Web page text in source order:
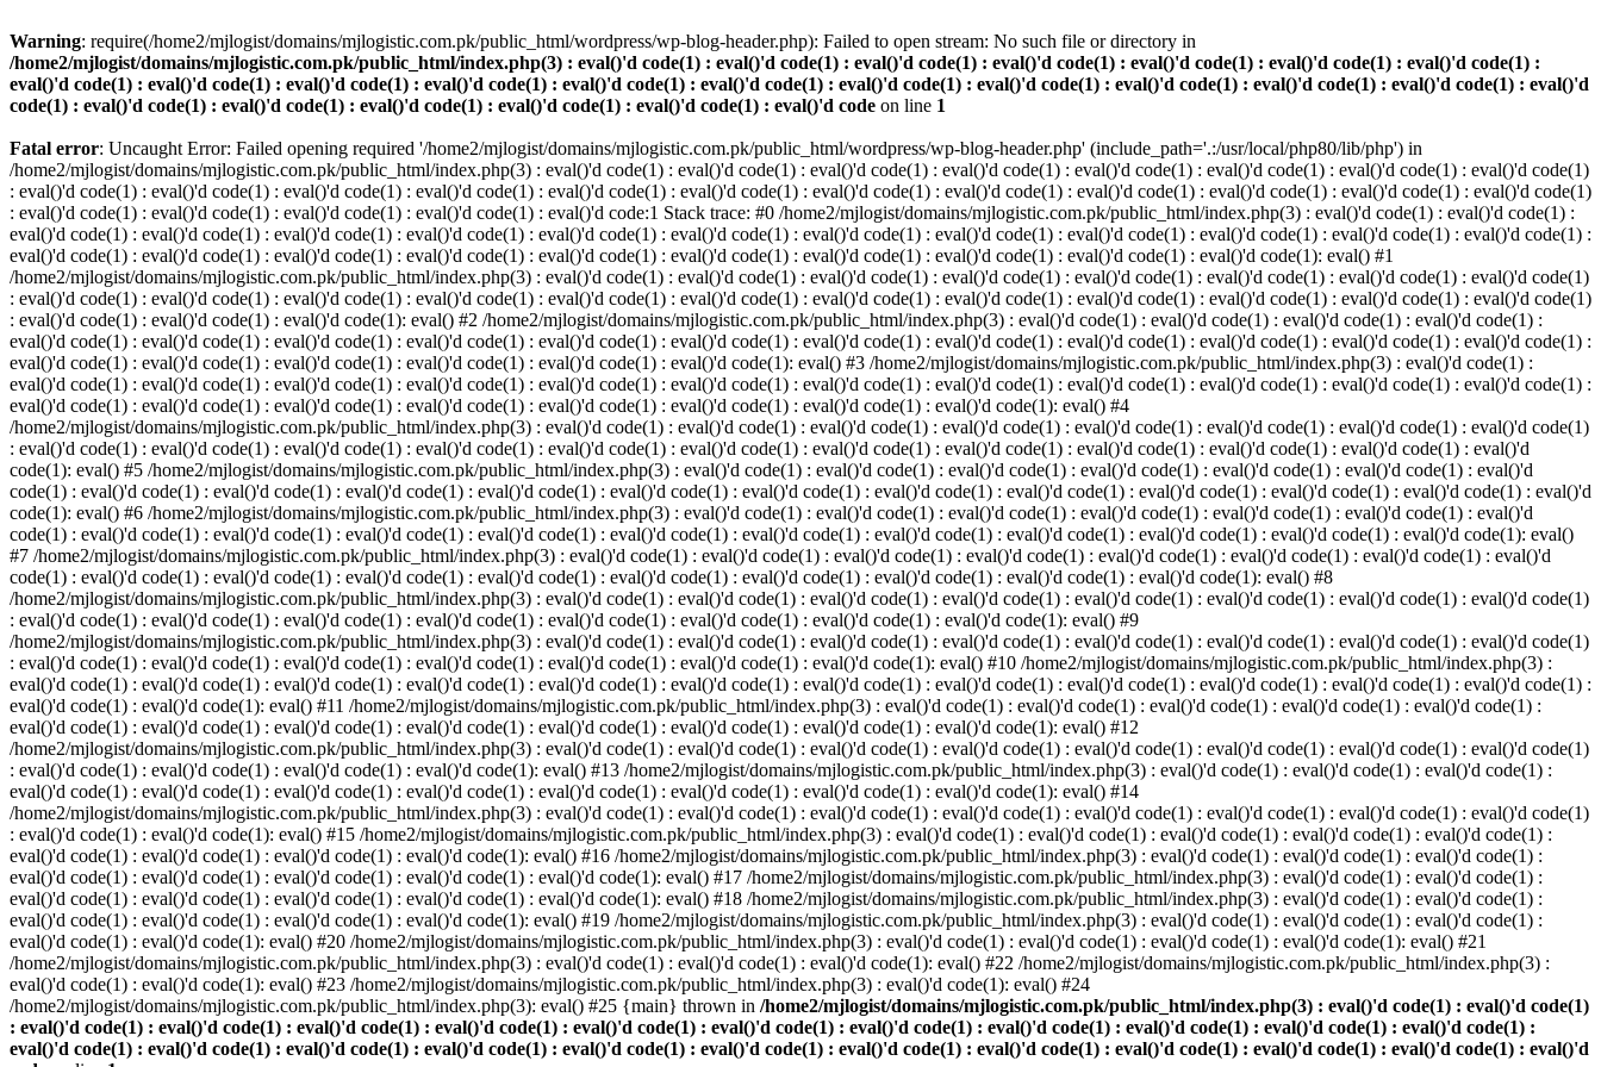
Warning: require(/home2/mjlogist/domains/mjlogistic.com.pk/public_html/wordpress/wp-blog-header.php): Failed to open stream: No such file or directory in
/home2/mjlogist/domains/mjlogistic.com.pk/public_html/index.php(3) : eval()'d code(1) : eval()'d code(1) : eval()'d code(1) : eval()'d code(1) : eval()'d code(1) : eval()'d code(1) : eval()'d code(1) :
eval()'d code(1) : eval()'d code(1) : eval()'d code(1) : eval()'d code(1) : eval()'d code(1) : eval()'d code(1) : eval()'d code(1) : eval()'d code(1) : eval()'d code(1) : eval()'d code(1) : eval()'d code(1) : eval()'d
code(1) : eval()'d code(1) : eval()'d code(1) : eval()'d code(1) : eval()'d code(1) : eval()'d code(1) : eval()'d code on line 1
Fatal error: Uncaught Error: Failed opening required '/home2/mjlogist/domains/mjlogistic.com.pk/public_html/wordpress/wp-blog-header.php' (include_path='.:/usr/local/php80/lib/php') in
/home2/mjlogist/domains/mjlogistic.com.pk/public_html/index.php(3) : eval()'d code(1) : eval()'d code(1) : eval()'d code(1) : eval()'d code(1) : eval()'d code(1) : eval()'d code(1) : eval()'d code(1) : eval()'d code(1)
: eval()'d code(1) : eval()'d code(1) : eval()'d code(1) : eval()'d code(1) : eval()'d code(1) : eval()'d code(1) : eval()'d code(1) : eval()'d code(1) : eval()'d code(1) : eval()'d code(1) : eval()'d code(1) : eval()'d code(1)
: eval()'d code(1) : eval()'d code(1) : eval()'d code(1) : eval()'d code(1) : eval()'d code:1 Stack trace: #0 /home2/mjlogist/domains/mjlogistic.com.pk/public_html/index.php(3) : eval()'d code(1) : eval()'d code(1) :
eval()'d code(1) : eval()'d code(1) : eval()'d code(1) : eval()'d code(1) : eval()'d code(1) : eval()'d code(1) : eval()'d code(1) : eval()'d code(1) : eval()'d code(1) : eval()'d code(1) : eval()'d code(1) : eval()'d code(1) :
eval()'d code(1) : eval()'d code(1) : eval()'d code(1) : eval()'d code(1) : eval()'d code(1) : eval()'d code(1) : eval()'d code(1) : eval()'d code(1) : eval()'d code(1) : eval()'d code(1): eval() #1
/home2/mjlogist/domains/mjlogistic.com.pk/public_html/index.php(3) : eval()'d code(1) : eval()'d code(1) : eval()'d code(1) : eval()'d code(1) : eval()'d code(1) : eval()'d code(1) : eval()'d code(1) : eval()'d code(1)
: eval()'d code(1) : eval()'d code(1) : eval()'d code(1) : eval()'d code(1) : eval()'d code(1) : eval()'d code(1) : eval()'d code(1) : eval()'d code(1) : eval()'d code(1) : eval()'d code(1) : eval()'d code(1) : eval()'d code(1)
: eval()'d code(1) : eval()'d code(1) : eval()'d code(1): eval() #2 /home2/mjlogist/domains/mjlogistic.com.pk/public_html/index.php(3) : eval()'d code(1) : eval()'d code(1) : eval()'d code(1) : eval()'d code(1) :
eval()'d code(1) : eval()'d code(1) : eval()'d code(1) : eval()'d code(1) : eval()'d code(1) : eval()'d code(1) : eval()'d code(1) : eval()'d code(1) : eval()'d code(1) : eval()'d code(1) : eval()'d code(1) : eval()'d code(1) :
eval()'d code(1) : eval()'d code(1) : eval()'d code(1) : eval()'d code(1) : eval()'d code(1) : eval()'d code(1): eval() #3 /home2/mjlogist/domains/mjlogistic.com.pk/public_html/index.php(3) : eval()'d code(1) :
eval()'d code(1) : eval()'d code(1) : eval()'d code(1) : eval()'d code(1) : eval()'d code(1) : eval()'d code(1) : eval()'d code(1) : eval()'d code(1) : eval()'d code(1) : eval()'d code(1) : eval()'d code(1) : eval()'d code(1) :
eval()'d code(1) : eval()'d code(1) : eval()'d code(1) : eval()'d code(1) : eval()'d code(1) : eval()'d code(1) : eval()'d code(1) : eval()'d code(1): eval() #4
/home2/mjlogist/domains/mjlogistic.com.pk/public_html/index.php(3) : eval()'d code(1) : eval()'d code(1) : eval()'d code(1) : eval()'d code(1) : eval()'d code(1) : eval()'d code(1) : eval()'d code(1) : eval()'d code(1)
: eval()'d code(1) : eval()'d code(1) : eval()'d code(1) : eval()'d code(1) : eval()'d code(1) : eval()'d code(1) : eval()'d code(1) : eval()'d code(1) : eval()'d code(1) : eval()'d code(1) : eval()'d code(1) : eval()'d
code(1): eval() #5 /home2/mjlogist/domains/mjlogistic.com.pk/public_html/index.php(3) : eval()'d code(1) : eval()'d code(1) : eval()'d code(1) : eval()'d code(1) : eval()'d code(1) : eval()'d code(1) : eval()'d
code(1) : eval()'d code(1) : eval()'d code(1) : eval()'d code(1) : eval()'d code(1) : eval()'d code(1) : eval()'d code(1) : eval()'d code(1) : eval()'d code(1) : eval()'d code(1) : eval()'d code(1) : eval()'d code(1) : eval()'d
code(1): eval() #6 /home2/mjlogist/domains/mjlogistic.com.pk/public_html/index.php(3) : eval()'d code(1) : eval()'d code(1) : eval()'d code(1) : eval()'d code(1) : eval()'d code(1) : eval()'d code(1) : eval()'d
code(1) : eval()'d code(1) : eval()'d code(1) : eval()'d code(1) : eval()'d code(1) : eval()'d code(1) : eval()'d code(1) : eval()'d code(1) : eval()'d code(1) : eval()'d code(1) : eval()'d code(1) : eval()'d code(1): eval()
#7 /home2/mjlogist/domains/mjlogistic.com.pk/public_html/index.php(3) : eval()'d code(1) : eval()'d code(1) : eval()'d code(1) : eval()'d code(1) : eval()'d code(1) : eval()'d code(1) : eval()'d code(1) : eval()'d
code(1) : eval()'d code(1) : eval()'d code(1) : eval()'d code(1) : eval()'d code(1) : eval()'d code(1) : eval()'d code(1) : eval()'d code(1) : eval()'d code(1) : eval()'d code(1): eval() #8
/home2/mjlogist/domains/mjlogistic.com.pk/public_html/index.php(3) : eval()'d code(1) : eval()'d code(1) : eval()'d code(1) : eval()'d code(1) : eval()'d code(1) : eval()'d code(1) : eval()'d code(1) : eval()'d code(1)
: eval()'d code(1) : eval()'d code(1) : eval()'d code(1) : eval()'d code(1) : eval()'d code(1) : eval()'d code(1) : eval()'d code(1) : eval()'d code(1): eval() #9
/home2/mjlogist/domains/mjlogistic.com.pk/public_html/index.php(3) : eval()'d code(1) : eval()'d code(1) : eval()'d code(1) : eval()'d code(1) : eval()'d code(1) : eval()'d code(1) : eval()'d code(1) : eval()'d code(1)
: eval()'d code(1) : eval()'d code(1) : eval()'d code(1) : eval()'d code(1) : eval()'d code(1) : eval()'d code(1) : eval()'d code(1): eval() #10 /home2/mjlogist/domains/mjlogistic.com.pk/public_html/index.php(3) :
eval()'d code(1) : eval()'d code(1) : eval()'d code(1) : eval()'d code(1) : eval()'d code(1) : eval()'d code(1) : eval()'d code(1) : eval()'d code(1) : eval()'d code(1) : eval()'d code(1) : eval()'d code(1) : eval()'d code(1) :
eval()'d code(1) : eval()'d code(1): eval() #11 /home2/mjlogist/domains/mjlogistic.com.pk/public_html/index.php(3) : eval()'d code(1) : eval()'d code(1) : eval()'d code(1) : eval()'d code(1) : eval()'d code(1) :
eval()'d code(1) : eval()'d code(1) : eval()'d code(1) : eval()'d code(1) : eval()'d code(1) : eval()'d code(1) : eval()'d code(1) : eval()'d code(1): eval() #12
/home2/mjlogist/domains/mjlogistic.com.pk/public_html/index.php(3) : eval()'d code(1) : eval()'d code(1) : eval()'d code(1) : eval()'d code(1) : eval()'d code(1) : eval()'d code(1) : eval()'d code(1) : eval()'d code(1)
: eval()'d code(1) : eval()'d code(1) : eval()'d code(1) : eval()'d code(1): eval() #13 /home2/mjlogist/domains/mjlogistic.com.pk/public_html/index.php(3) : eval()'d code(1) : eval()'d code(1) : eval()'d code(1) :
eval()'d code(1) : eval()'d code(1) : eval()'d code(1) : eval()'d code(1) : eval()'d code(1) : eval()'d code(1) : eval()'d code(1) : eval()'d code(1): eval() #14
/home2/mjlogist/domains/mjlogistic.com.pk/public_html/index.php(3) : eval()'d code(1) : eval()'d code(1) : eval()'d code(1) : eval()'d code(1) : eval()'d code(1) : eval()'d code(1) : eval()'d code(1) : eval()'d code(1)
: eval()'d code(1) : eval()'d code(1): eval() #15 /home2/mjlogist/domains/mjlogistic.com.pk/public_html/index.php(3) : eval()'d code(1) : eval()'d code(1) : eval()'d code(1) : eval()'d code(1) : eval()'d code(1) :
eval()'d code(1) : eval()'d code(1) : eval()'d code(1) : eval()'d code(1): eval() #16 /home2/mjlogist/domains/mjlogistic.com.pk/public_html/index.php(3) : eval()'d code(1) : eval()'d code(1) : eval()'d code(1) :
eval()'d code(1) : eval()'d code(1) : eval()'d code(1) : eval()'d code(1) : eval()'d code(1): eval() #17 /home2/mjlogist/domains/mjlogistic.com.pk/public_html/index.php(3) : eval()'d code(1) : eval()'d code(1) :
eval()'d code(1) : eval()'d code(1) : eval()'d code(1) : eval()'d code(1) : eval()'d code(1): eval() #18 /home2/mjlogist/domains/mjlogistic.com.pk/public_html/index.php(3) : eval()'d code(1) : eval()'d code(1) :
eval()'d code(1) : eval()'d code(1) : eval()'d code(1) : eval()'d code(1): eval() #19 /home2/mjlogist/domains/mjlogistic.com.pk/public_html/index.php(3) : eval()'d code(1) : eval()'d code(1) : eval()'d code(1) :
eval()'d code(1) : eval()'d code(1): eval() #20 /home2/mjlogist/domains/mjlogistic.com.pk/public_html/index.php(3) : eval()'d code(1) : eval()'d code(1) : eval()'d code(1) : eval()'d code(1): eval() #21
/home2/mjlogist/domains/mjlogistic.com.pk/public_html/index.php(3) : eval()'d code(1) : eval()'d code(1) : eval()'d code(1): eval() #22 /home2/mjlogist/domains/mjlogistic.com.pk/public_html/index.php(3) :
eval()'d code(1) : eval()'d code(1): eval() #23 /home2/mjlogist/domains/mjlogistic.com.pk/public_html/index.php(3) : eval()'d code(1): eval() #24
/home2/mjlogist/domains/mjlogistic.com.pk/public_html/index.php(3): eval() #25 {main} thrown in /home2/mjlogist/domains/mjlogistic.com.pk/public_html/index.php(3) : eval()'d code(1) : eval()'d code(1)
: eval()'d code(1) : eval()'d code(1) : eval()'d code(1) : eval()'d code(1) : eval()'d code(1) : eval()'d code(1) : eval()'d code(1) : eval()'d code(1) : eval()'d code(1) : eval()'d code(1) : eval()'d code(1) :
eval()'d code(1) : eval()'d code(1) : eval()'d code(1) : eval()'d code(1) : eval()'d code(1) : eval()'d code(1) : eval()'d code(1) : eval()'d code(1) : eval()'d code(1) : eval()'d code(1) : eval()'d code(1) : eval()'d